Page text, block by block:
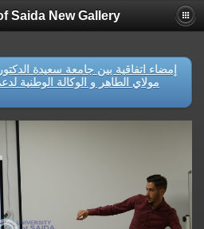
Saida New Gallery
إمضاء اتفاقية بين جامعة سعيدة الدكتور
مولاي الطاهر و الوكالة الوطنية